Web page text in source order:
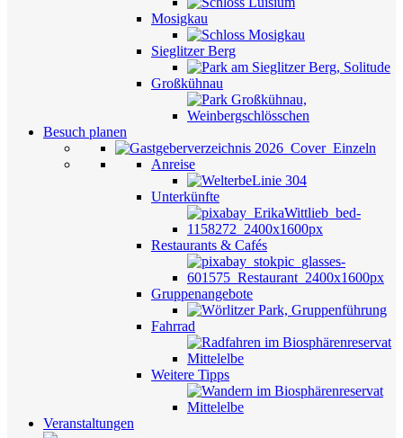
Mosigkau
Sieglitzer Berg
Großkühnau
Besuch planen
Anreise
Unterkünfte
Restaurants & Cafés
Gruppenangebote
Fahrrad
Weitere Tipps
Veranstaltungen